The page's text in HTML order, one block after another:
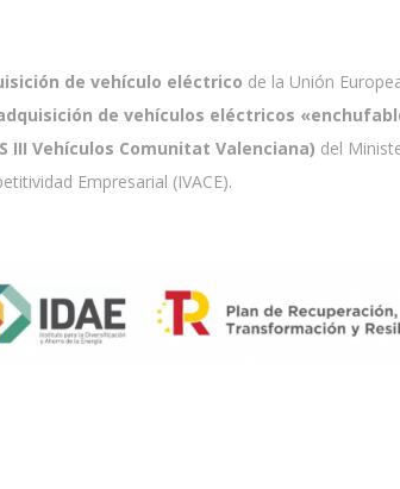
de vehículo eléctrico de la Unión
de vehículos eléctricos
III Vehículos Comunitat Valenciana) del
Empresarial (IVACE).